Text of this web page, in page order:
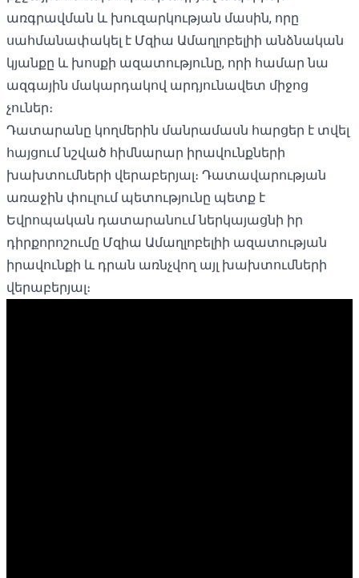
առգրավման և խուզարկության մասին, որը
սահմանափակել է Մզիա Ամաղլոբելիի անձնական
կյանքը և խոսքի ազատությունը, որի համար նա
ազգային մակարդակով արդյունավետ միջոց
չուներ։
Դատարանը կողմերին մանրամասն հարցեր է տվել
հայցում նշված հիմնարար իրավունքների
խախտումների վերաբերյալ։ Դատավարության
առաջին փուլում պետությունը պետք է
Եվրոպական դատարանում ներկայացնի իր
դիրքորոշումը Մզիա Ամաղլոբելիի ազատության
իրավունքի և դրան առնչվող այլ խախտումների
վերաբերյալ։